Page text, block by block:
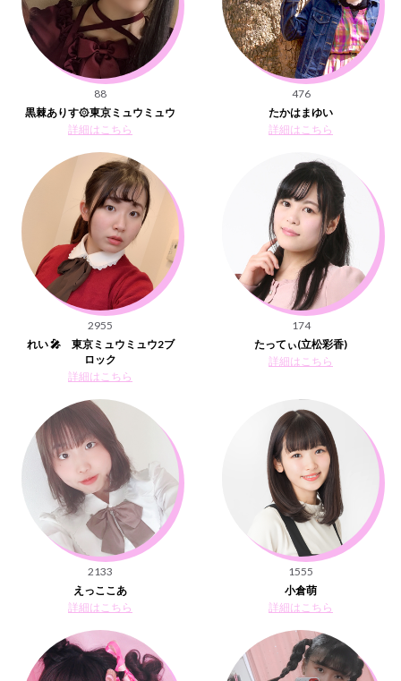
88
黒棘ありす۞東京ミュウミュウ
詳細はこちら
476
たかはまゆい
詳細はこちら
2955
れい 🎤 東京ミュウミュウ2ブ
ロック
詳細はこちら
174
たってぃ(立松彩香)
詳細はこちら
2133
えっここあ
詳細はこちら
1555
小倉萌
詳細はこちら